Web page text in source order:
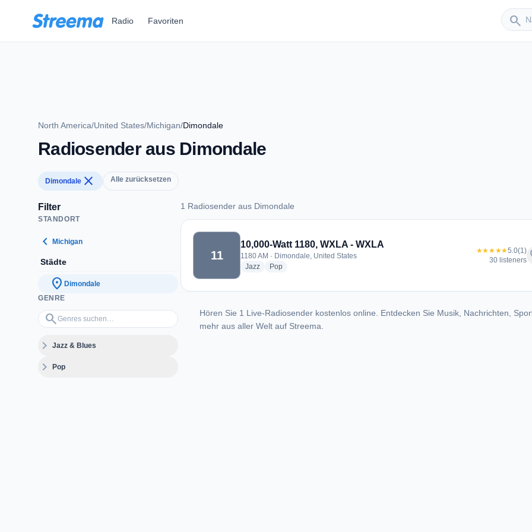
Radio Favoriten search
Sender
North America/United States/Michigan/Dimondale
Radiosender aus Dimondale
Dimondale close Alle zurücksetzen
Filter
STANDORT
chevron_left Michigan
Städte
location_on Dimondale
GENRE
search
Genres suchen…
expand_moreJazz & Blues
expand_morePop
1 Radiosender aus Dimondale
1 Radiosender aus Dimondale
11
10,000-Watt 1180, WXLA - WXLA
1180 AM · Dimondale, United States
Jazzradio stations
Popradio stations
★★★★★5.0(1)
30 listeners
Hören Sie 1 Live-Radiosender kostenlos online. Entdecken Sie Musik, Nachrichten,
mehr aus aller Welt auf Streema.